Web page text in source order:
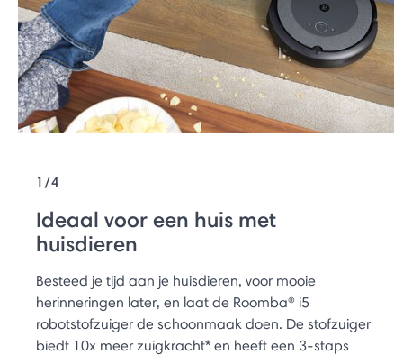
1/4
Ideaal voor een huis met
huisdieren
Besteed je tijd aan je huisdieren, voor mooie
herinneringen later, en laat de Roomba® i5
robotstofzuiger de schoonmaak doen. De stofzuiger
biedt 10x meer zuigkracht* en heeft een 3-staps